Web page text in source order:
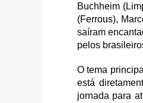
Buchheim
(Ferrous),
saíram
pelos
O tema
está
jornada para